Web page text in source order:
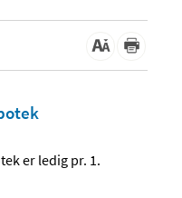
er ledig pr. 1.